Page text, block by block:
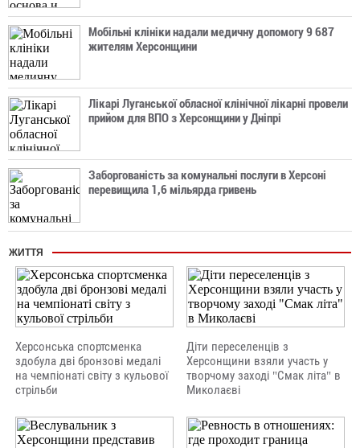
Мобільні клініки надали медичну допомогу 9 687
жителям Херсонщини
Лікарі Луганської обласної клінічної лікарні провели
прийом для ВПО з Херсонщини у Дніпрі
Заборгованість за комунальні послуги в Херсоні
перевищила 1,6 мільярда гривень
ЖИТТЯ
Херсонська спортсменка
здобула дві бронзові медалі
на чемпіонаті світу з кульової
стрільби
Діти переселенців з
Херсонщини взяли участь у
творчому заході "Смак літа" в
Миколаєві